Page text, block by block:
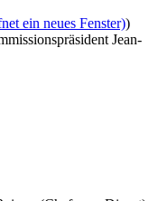
ein neues Fenster))
Jean-